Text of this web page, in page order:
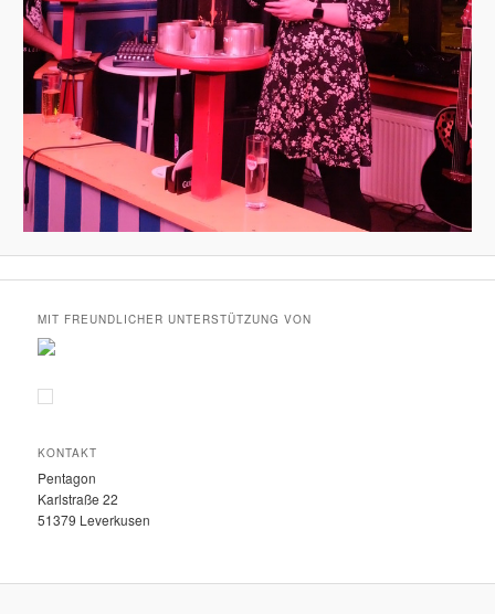
MIT FREUNDLICHER UNTERSTÜTZUNG VON
KONTAKT
Pentagon
Karlstraße 22
51379 Leverkusen